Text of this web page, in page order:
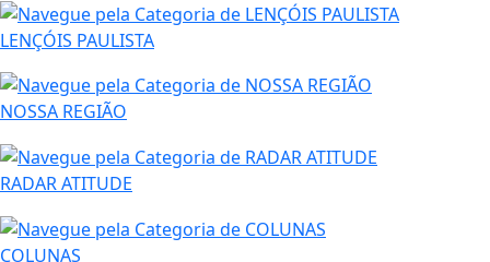
LENÇÓIS PAULISTA
NOSSA REGIÃO
RADAR ATITUDE
COLUNAS